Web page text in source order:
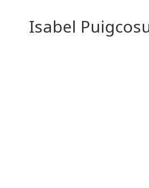
Isabel